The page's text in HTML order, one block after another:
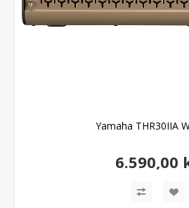
Yamaha THR30IIA
6.590,00